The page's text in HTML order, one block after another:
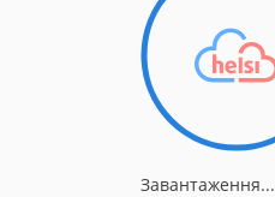
Завантаження...